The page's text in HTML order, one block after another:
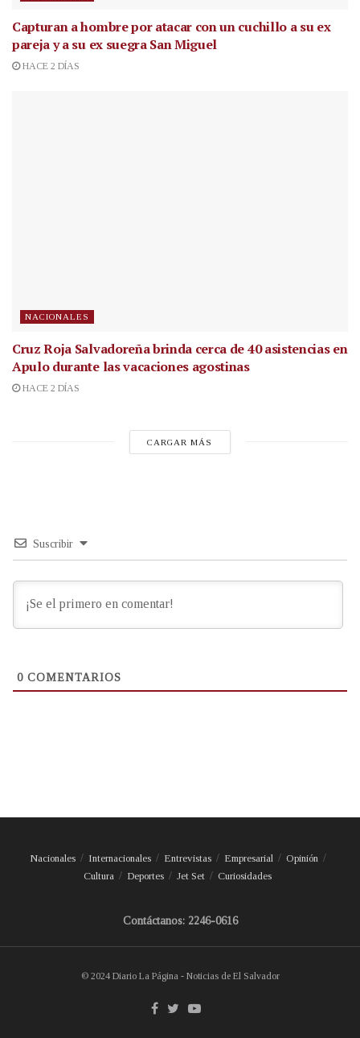
Capturan a hombre por atacar con un cuchillo a su ex
pareja y a su ex suegra San Miguel
HACE 2 DÍAS
NACIONALES
Cruz Roja Salvadoreña brinda cerca de 40 asistencias en
Apulo durante las vacaciones agostinas
HACE 2 DÍAS
CARGAR MÁS
Suscribir
0 COMENTARIOS
Nacionales Internacionales Entrevistas Empresarial
Opinión
Cultura
Deportes Jet Set Curiosidades
Contáctanos: 2246-0616
© 2024 Diario La Página - Noticias de El Salvador